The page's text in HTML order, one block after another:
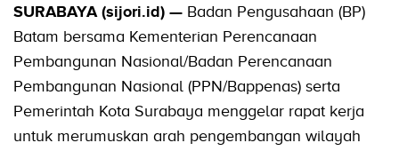
SURABAYA (sijori.id) — Badan Pengusahaan (BP)
Batam bersama Kementerian Perencanaan
Pembangunan Nasional/Badan Perencanaan
Pembangunan Nasional (PPN/Bappenas) serta
Pemerintah Kota Surabaya menggelar rapat kerja
untuk merumuskan arah pengembangan wilayah